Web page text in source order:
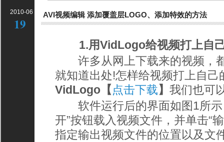
2010-06
19
AVI视频编辑 添加覆盖层LOGO、添加特效的方法
1.用VidLogo给视频打上自己
许多从网上下载来的视频，
就知道出处!怎样给视频打上自
VidLogo【 点击下载】我们也可
软件运行后的界面如图1所示
开”按钮载入视频文件，并单击“
指定输出视频文件的位置以及文